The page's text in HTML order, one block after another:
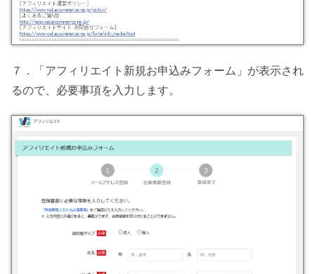
７．「アフィリエイト新規お申込みフォーム」が表示され
るので、必要事項を入力します。